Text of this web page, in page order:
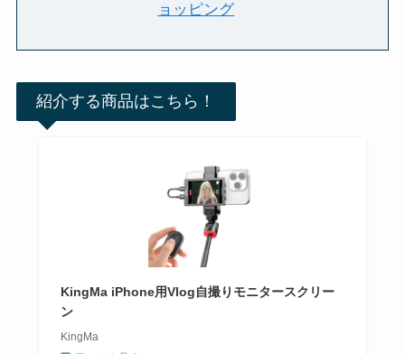
ョッピング
紹介する商品はこちら！
KingMa iPhone用Vlog自撮りモニタースクリー
ン
KingMa